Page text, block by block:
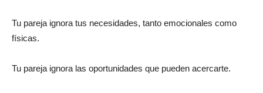
Tu pareja ignora tus necesidades, tanto emocionales como
físicas.
Tu pareja ignora las oportunidades que pueden acercarte.